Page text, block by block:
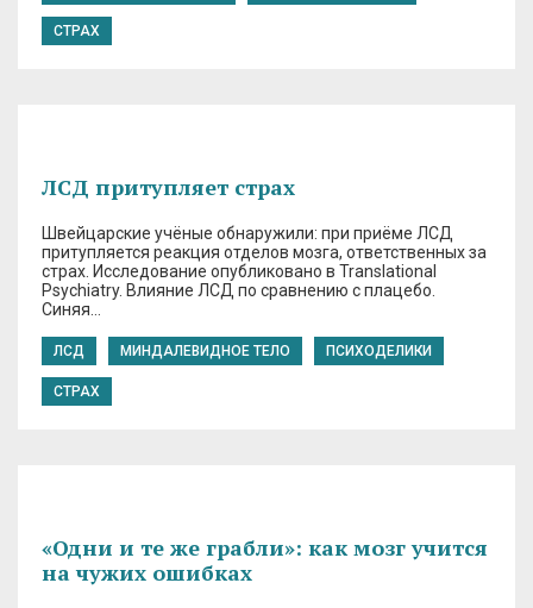
СТРАХ
ЛСД притупляет страх
Швейцарские учёные обнаружили: при приёме ЛСД
притупляется реакция отделов мозга, ответственных за
страх. Исследование опубликовано в Translational
Psychiatry. Влияние ЛСД по сравнению с плацебо.
Синяя…
ЛСД МИНДАЛЕВИДНОЕ ТЕЛО ПСИХОДЕЛИКИ
СТРАХ
«Одни и те же грабли»: как мозг учится
на чужих ошибках